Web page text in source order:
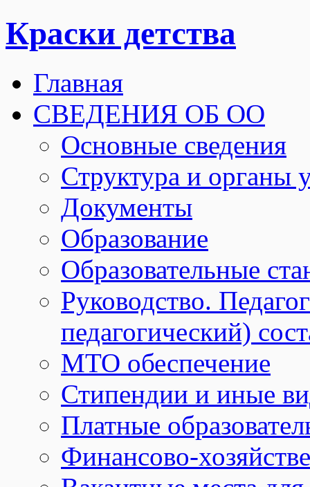
Краски детства
Главная
СВЕДЕНИЯ ОБ ОО
Основные сведения
Структура и органы
Документы
Образование
Образовательные
Руководство.
педагогический)
МТО обеспечение
Стипендии и иные
Платные
Финансово-